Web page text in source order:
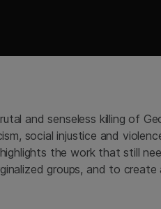
and senseless killing of
social injustice and
the work that still
groups, and to